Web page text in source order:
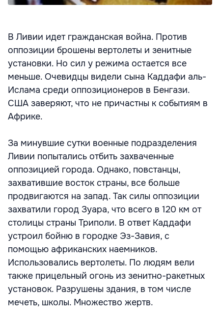
В Ливии идет гражданская война. Против
оппозиции брошены вертолеты и зенитные
установки. Но сил у режима остается все
меньше. Очевидцы видели сына Каддафи аль-
Ислама среди оппозиционеров в Бенгази.
США заверяют, что не причастны к событиям в
Африке.
За минувшие сутки военные подразделения
Ливии попытались отбить захваченные
оппозицией города. Однако, повстанцы,
захватившие восток страны, все больше
продвигаются на запад. Так силы оппозиции
захватили город Зуара, что всего в 120 км от
столицы страны Триполи. В ответ Каддафи
устроил бойню в городке Эз-Завия, с
помощью африканских наемников.
Использовались вертолеты. По людям вели
также прицельный огонь из зенитно-ракетных
установок. Разрушены здания, в том числе
мечеть, школы. Множество жертв.